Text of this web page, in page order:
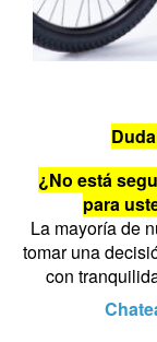
¿No está
para
La mayoría de
tomar una
con